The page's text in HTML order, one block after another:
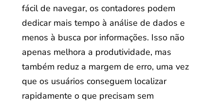
fácil de navegar, os contadores podem
dedicar mais tempo à análise de dados e
menos à busca por informações. Isso não
apenas melhora a produtividade, mas
também reduz a margem de erro, uma vez
que os usuários conseguem localizar
rapidamente o que precisam sem